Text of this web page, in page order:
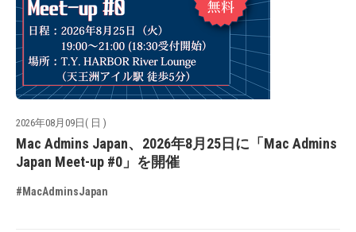
2026年08月09日( 日 )
Mac Admins Japan、2026年8月25日に「Mac Admins
Japan Meet-up #0」を開催
#MacAdminsJapan